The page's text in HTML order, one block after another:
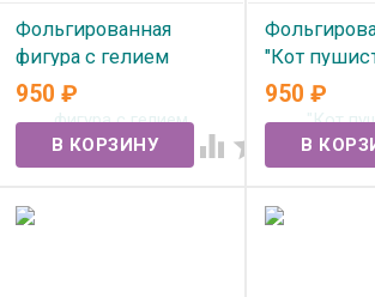
Фольгированная
фигура с гелием
"Коляска Винтаж
розовая сатин"
В наличии
950 ₽
 
"Кот
В наличии
950₽